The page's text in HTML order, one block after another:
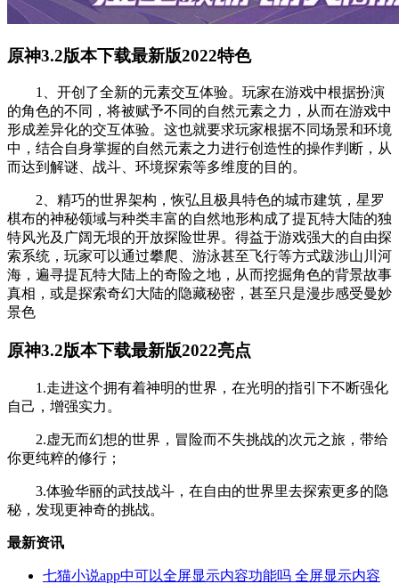
原神3.2版本下载最新版2022特色
1、开创了全新的元素交互体验。玩家在游戏中根据扮演
的角色的不同，将被赋予不同的自然元素之力，从而在游戏中
形成差异化的交互体验。这也就要求玩家根据不同场景和环境
中，结合自身掌握的自然元素之力进行创造性的操作判断，从
而达到解谜、战斗、环境探索等多维度的目的。
2、精巧的世界架构，恢弘且极具特色的城市建筑，星罗
棋布的神秘领域与种类丰富的自然地形构成了提瓦特大陆的独
特风光及广阔无垠的开放探险世界。得益于游戏强大的自由探
索系统，玩家可以通过攀爬、游泳甚至飞行等方式跋涉山川河
海，遍寻提瓦特大陆上的奇险之地，从而挖掘角色的背景故事
真相，或是探索奇幻大陆的隐藏秘密，甚至只是漫步感受曼妙
景色
原神3.2版本下载最新版2022亮点
1.走进这个拥有着神明的世界，在光明的指引下不断强化
自己，增强实力。
2.虚无而幻想的世界，冒险而不失挑战的次元之旅，带给
你更纯粹的修行；
3.体验华丽的武技战斗，在自由的世界里去探索更多的隐
秘，发现更神奇的挑战。
最新资讯
七猫小说app中可以全屏显示内容功能吗 全屏显示内容